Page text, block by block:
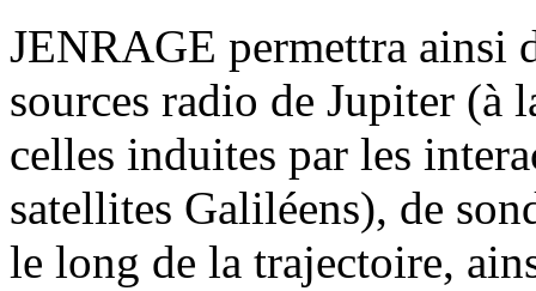
JENRAGE permettra ainsi
sources radio de Jupiter (à
celles induites par les
satellites Galiléens), de
le long de la trajectoire,